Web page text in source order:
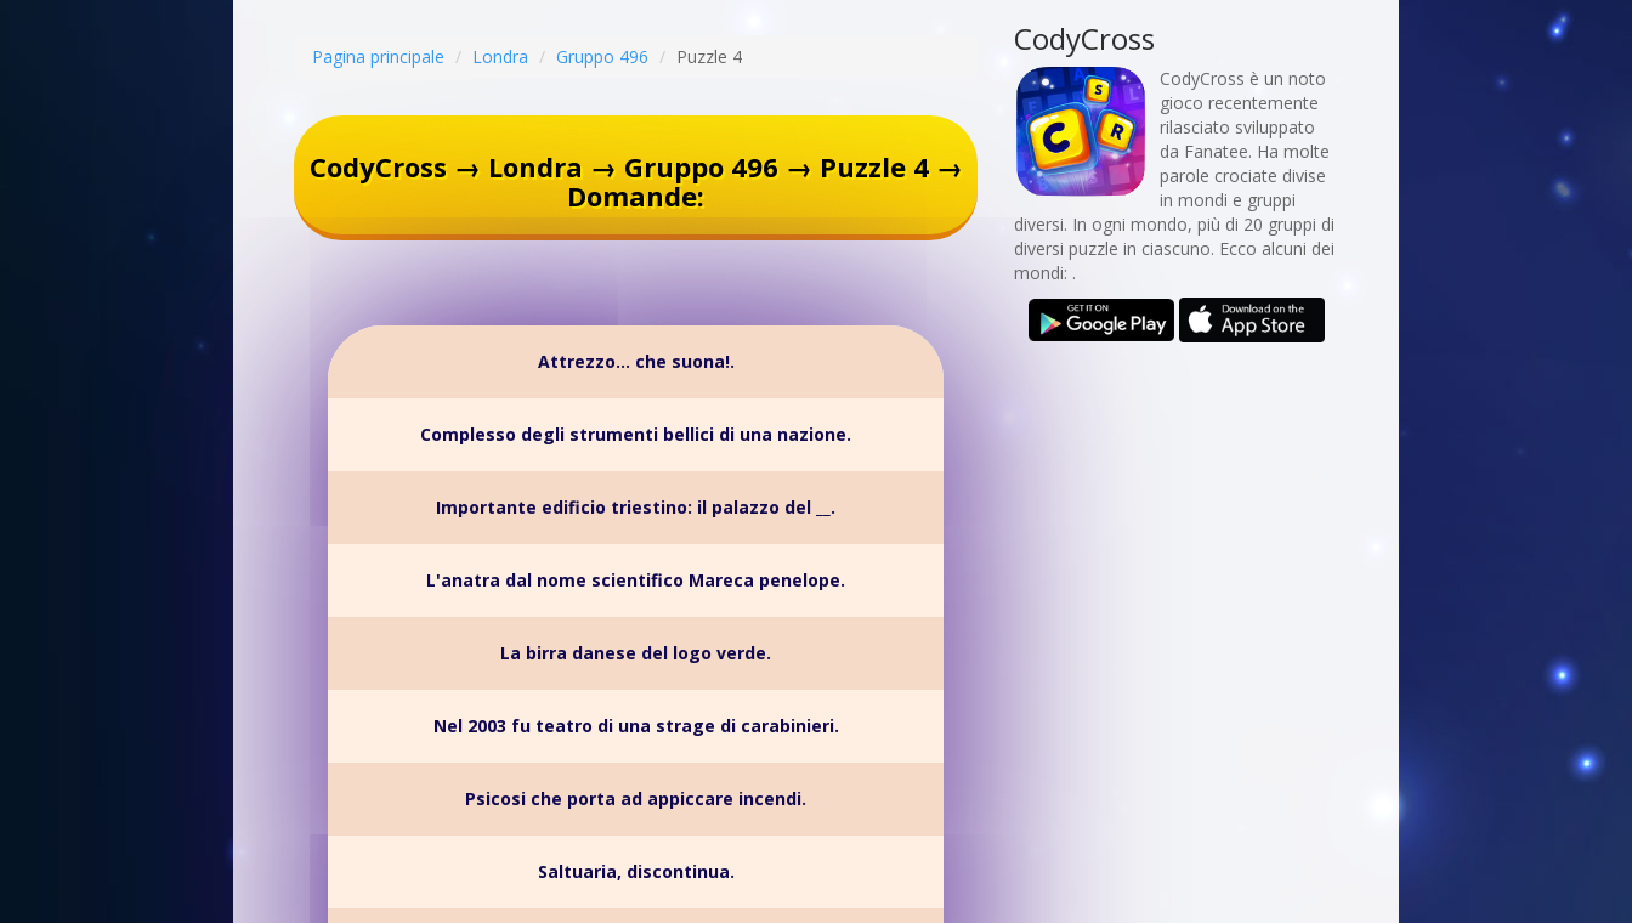
Pagina principale Londra Gruppo 496 Puzzle 4
CodyCross → Londra → Gruppo 496 → Puzzle 4 →
Domande:
Attrezzo... che suona!.
Complesso degli strumenti bellici di una nazione.
Importante edificio triestino: il palazzo del __.
L'anatra dal nome scientifico Mareca penelope.
La birra danese del logo verde.
Nel 2003 fu teatro di una strage di carabinieri.
Psicosi che porta ad appiccare incendi.
Saltuaria, discontinua.
CodyCross
CodyCross è un noto
gioco recentemente
rilasciato sviluppato
da Fanatee. Ha molte
parole crociate divise
in mondi e gruppi
diversi. In ogni mondo, più di 20 gruppi di
diversi puzzle in ciascuno. Ecco alcuni dei
mondi: .